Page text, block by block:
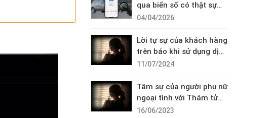
qua biển số có thật sự
cần thiết?
04/04/2026
Lời tự sự của khách hàng
trên báo khi sử dụng dịch
vụ thám tử sài gòn VDT
11/07/2024
Tâm sự của người phụ nữ
ngoại tình với Thám tử
VDT
16/06/2023